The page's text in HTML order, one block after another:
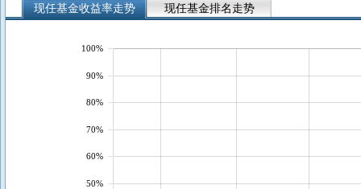
现任基金收益率走势 现任基金排名走势
50%
60%
70%
80%
90%
100%